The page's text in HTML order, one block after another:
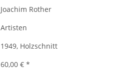
Joachim Rother
Artisten
1949, Holzschnitt
60,00 €*